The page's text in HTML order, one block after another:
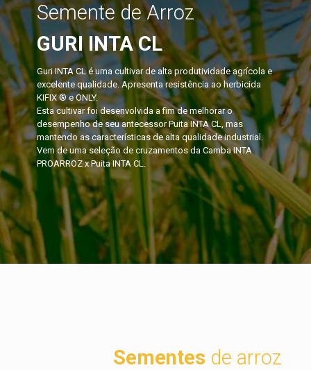
Semente de Arroz
GURI INTA CL
Guri INTA CL é uma cultivar de alta produtividade agrícola e
excelente qualidade. Apresenta resistência ao herbicida
KIFIX ® e ONLY.
Esta cultivar foi desenvolvida a fim de melhorar o
desempenho de seu antecessor Puita INTA CL, mas
mantendo as características de alta qualidade industrial.
Vem de uma seleção de cruzamentos da Camba INTA
PROARROZ x Puita INTA CL.
Sementes de arroz